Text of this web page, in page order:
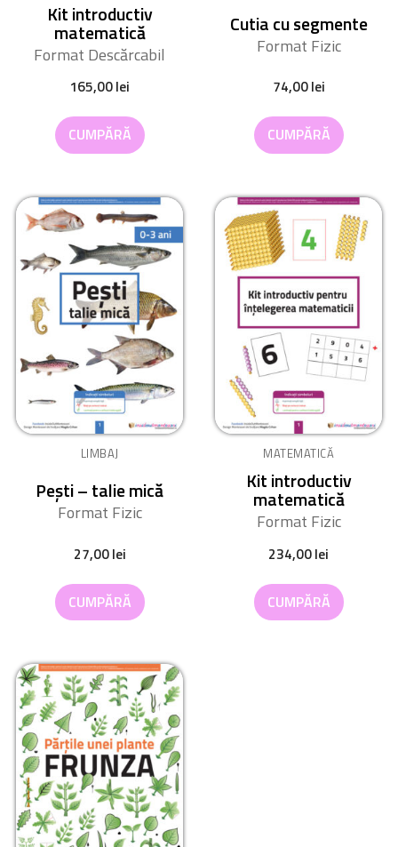
Kit introductiv
matematică
Format Descărcabil
165,00lei
CUMPĂRĂ
Cutia cu segmente
Format Fizic
74,00lei
CUMPĂRĂ
LIMBAJ
Pești – talie mică
Format Fizic
27,00lei
CUMPĂRĂ
MATEMATICĂ
Kit introductiv
matematică
Format Fizic
234,00lei
CUMPĂRĂ